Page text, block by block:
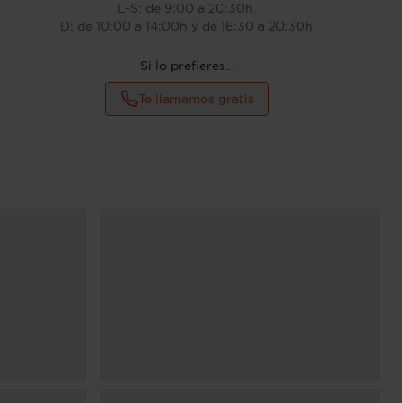
L-S: de 9:00 a 20:30h.
D: de 10:00 a 14:00h y de 16:30 a 20:30h
Si lo prefieres...
Te llamamos gratis